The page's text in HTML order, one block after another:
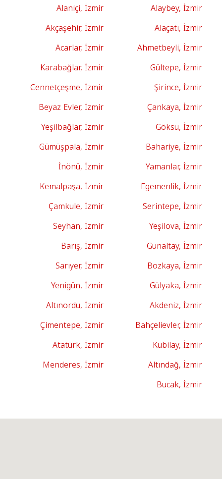
Alaybey, İzmir
Alaniçi, İzmir
Alaçatı, İzmir
Akçaşehir, İzmir
Ahmetbeyli, İzmir
Acarlar, İzmir
Gültepe, İzmir
Karabağlar, İzmir
Şirince, İzmir
Cennetçeşme, İzmir
Çankaya, İzmir
Beyaz Evler, İzmir
Göksu, İzmir
Yeşilbağlar, İzmir
Bahariye, İzmir
Gümüşpala, İzmir
Yamanlar, İzmir
İnönü, İzmir
Egemenlik, İzmir
Kemalpaşa, İzmir
Serintepe, İzmir
Çamkule, İzmir
Yeşilova, İzmir
Seyhan, İzmir
Günaltay, İzmir
Barış, İzmir
Bozkaya, İzmir
Sarıyer, İzmir
Gülyaka, İzmir
Yenigün, İzmir
Akdeniz, İzmir
Altınordu, İzmir
Bahçelievler, İzmir
Çimentepe, İzmir
Kubilay, İzmir
Atatürk, İzmir
Altındağ, İzmir
Menderes, İzmir
Bucak, İzmir